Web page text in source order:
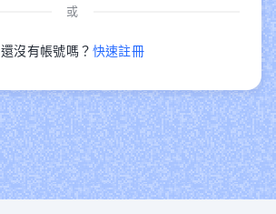
或
還沒有帳號嗎？ 快速註冊